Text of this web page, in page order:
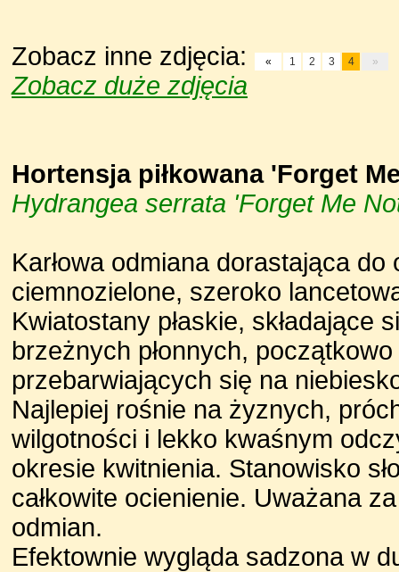
Zobacz inne zdjęcia: « 1 2 3 4 »
Zobacz duże zdjęcia
Hortensja piłkowana 'Forget
Hydrangea serrata 'Forget Me
Karłowa odmiana dorastająca
ciemnozielone, szeroko
Kwiatostany płaskie, składające
brzeżnych płonnych,
przebarwiających się na
Najlepiej rośnie na żyznych,
wilgotności i lekko kwaśnym
okresie kwitnienia. Stanowisko
całkowite ocienienie. Uważana
odmian.
Efektownie wygląda sadzona w